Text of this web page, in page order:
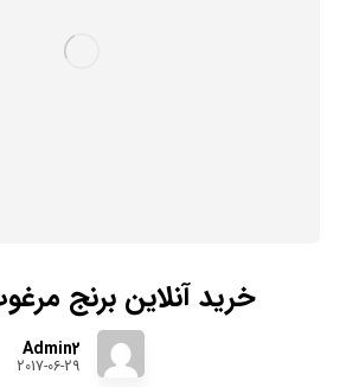
خرید آنلاین برنج
Admin2
2017-06-29